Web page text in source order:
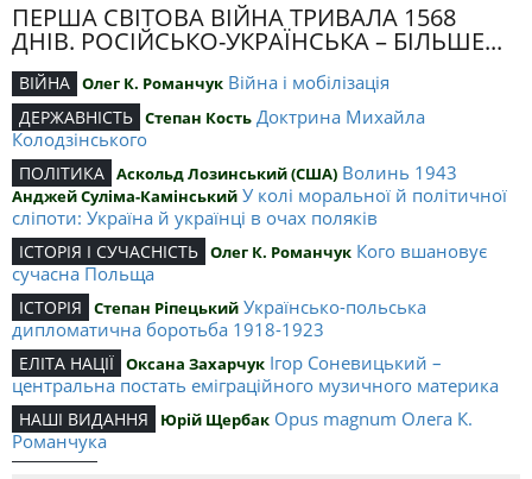
ПЕРША СВІТОВА ВІЙНА ТРИВАЛА 1568
ДНІВ. РОСІЙСЬКО-УКРАЇНСЬКА – БІЛЬШЕ...
ВІЙНА Олег К. Романчук Війна і мобілізація
ДЕРЖАВНІСТЬ Степан Кость Доктрина Михайла
Колодзінського
ПОЛІТИКА Аскольд Лозинський (США) Волинь 1943
Анджей Суліма-Камінський У колі моральної й політичної
сліпоти: Україна й українці в очах поляків
ІСТОРІЯ І СУЧАСНІСТЬ Олег К. Романчук Кого вшановує
сучасна Польща
ІСТОРІЯ Степан Ріпецький Українсько-польська
дипломатична боротьба 1918-1923
ЕЛІТА НАЦІЇ Оксана Захарчук Ігор Соневицький –
центральна постать еміграційного музичного материка
НАШІ ВИДАННЯ Юрій Щербак Opus magnum Олега К.
Романчука